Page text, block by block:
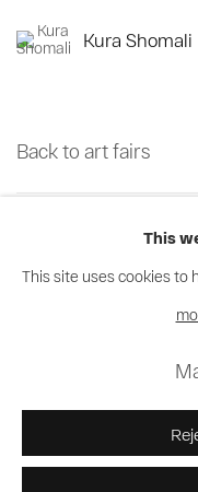
Kura Shomali
Back to art fairs
This
This site uses cookies to